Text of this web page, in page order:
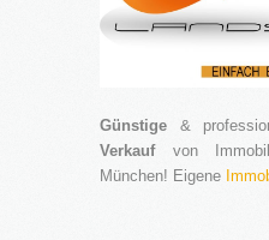
Günstige &
Verkaufvon
München! Eigene